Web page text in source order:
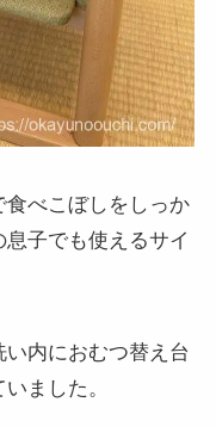
べこぼしをしっか
子でも使えるサイ
内におむつ替え台
ました。